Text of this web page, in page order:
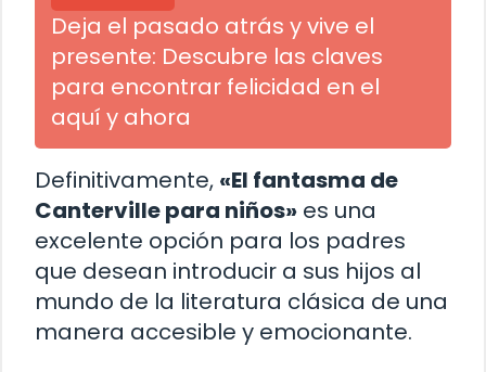
Deja el pasado atrás y vive el
presente: Descubre las claves
para encontrar felicidad en el
aquí y ahora
Definitivamente, «El fantasma de
Canterville para niños» es una
excelente opción para los padres
que desean introducir a sus hijos al
mundo de la literatura clásica de una
manera accesible y emocionante.